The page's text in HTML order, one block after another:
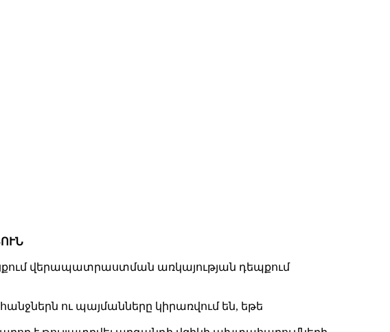
վերապատրաստման առկայության դեպքում
ու պայմանները կիրառվում են, եթե